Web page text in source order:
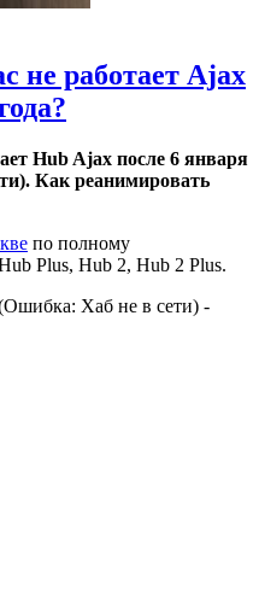
не работает Ajax
Hub Ajax после 6 января
Как реанимировать
по полному
Plus, Hub 2, Hub 2 Plus.
Хаб не в сети) -